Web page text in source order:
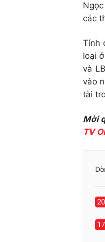
các
Tính
loại
và
vào
tài
Mời
TV